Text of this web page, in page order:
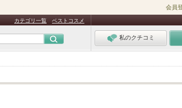
会員
カテゴリ一覧 ベストコスメ
私のクチコミ